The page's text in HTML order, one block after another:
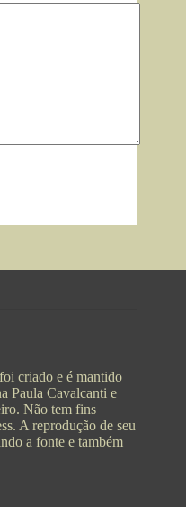
criado e é mantido
Paula Cavalcanti e
Não tem fins
A reprodução de seu
a fonte e também